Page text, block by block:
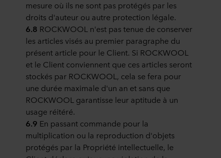
mesure où ils ne sont pas protégés par les
droits d'auteur ou autre protection légale.
6.8 ROCKWOOL n'est pas tenue de conserver
les articles visés au premier paragraphe du
présent article pour le Client. Si ROCKWOOL
et le Client conviennent que ces articles seront
stockés par ROCKWOOL, cela se fera pour
une durée maximale d'un an et sans que
ROCKWOOL garantisse leur aptitude à un
usage réitéré.
6.9 En passant commande pour la
multiplication ou la reproduction d'objets
protégés par la Propriété intellectuelle, le